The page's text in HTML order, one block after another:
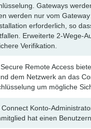
Gateways
werden nur vom
erforderlich, so
Erweiterte 2-Wege-
Verifikation.
Remote Access
dem Netzwerk an das
um mögliche
Konto-
hat einen